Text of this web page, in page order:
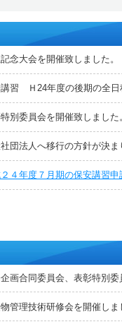
念大会を開催致しました。
習 Ｈ24年度の後期の全日
別委員会を開催致しました
団法人へ移行の方針が決ま
４年度７月期の保安講習
画合同委員会、表彰特別
管理技術研修会を開催しま